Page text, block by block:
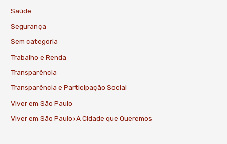
Saúde
Segurança
Sem categoria
Trabalho e Renda
Transparência
Transparência e Participação Social
Viver em São Paulo
Viver em São Paulo>A Cidade que Queremos